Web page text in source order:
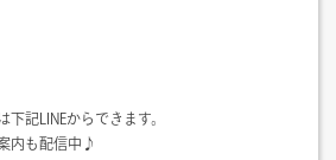
記LINEからできます。
内も配信中♪